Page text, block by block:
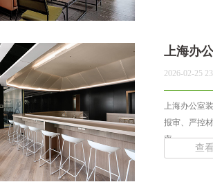
上海办
2026-02-25
上海办公室
报审、严控
率... ...
查